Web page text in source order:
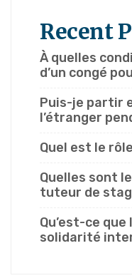
Recent
À quelles
d’un congé
Puis-je partir
l’étranger
Quel est le
Quelles sont
tuteur de
Qu’est-ce
solidarité